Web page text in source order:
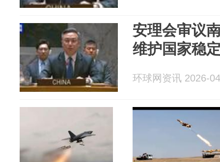
安理会审议
维护国家稳
环球网资讯 2026-